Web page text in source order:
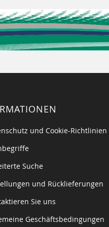
und Cookie-Richtlinien
Suche
und Rücklieferungen
Sie uns
Geschäftsbedingungen